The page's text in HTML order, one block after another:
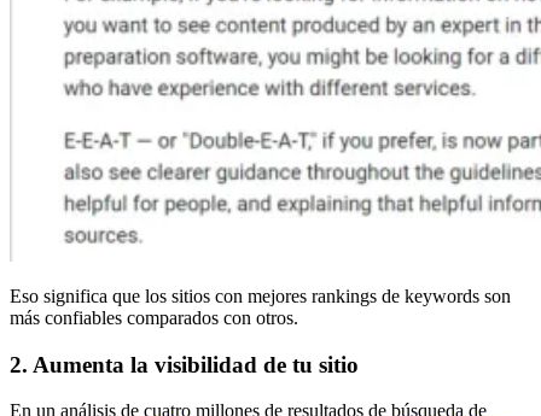
Eso significa que los sitios con mejores rankings de keywords son
más confiables comparados con otros.
2. Aumenta la visibilidad de tu sitio
En un análisis de cuatro millones de resultados de búsqueda de